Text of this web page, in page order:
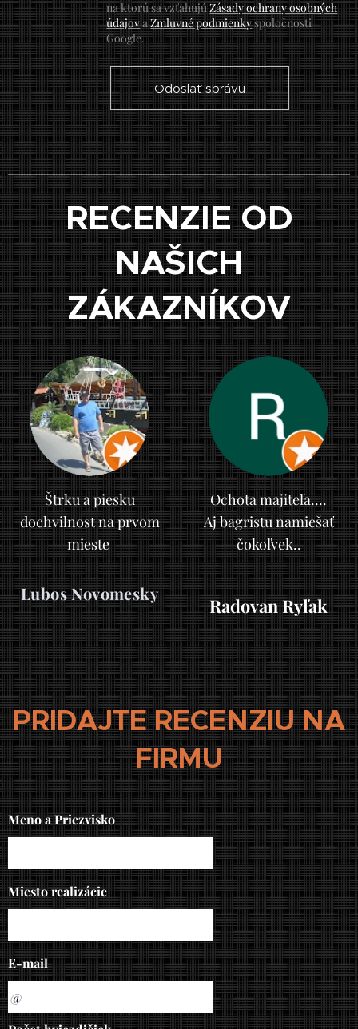
na ktorú sa vzťahujúZásady ochrany osobných
údajovaZmluvné podmienkyspoločnosti
Google.
Odoslať správu
RECENZIE OD
NAŠICH
ZÁKAZNÍKOV
Štrku a piesku
dochvilnost na prvom
mieste
Lubos Novomesky
Ochota majiteľa....
Aj bagristu namiešať
čokoľvek..
Radovan Ryľak
PRIDAJTE RECENZIU NA
FIRMU
Meno a Priezvisko
Miesto realizácie
E-mail